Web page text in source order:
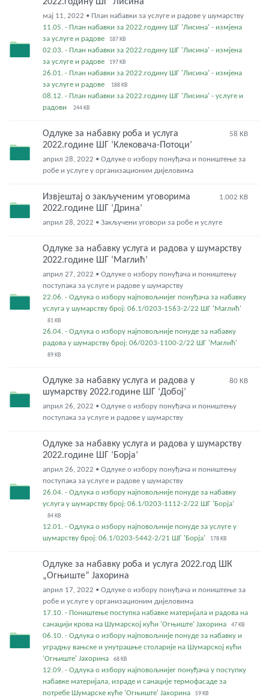
2022.годину ШГ ‘Лисина’
мај 11, 2022 • План набавки за услуге и радове у шумарству
11.05. - План набавки за 2022.годину ШГ 'Лисина' - измјена
за услуге и радове
187 KB
02.03. - План набавки за 2022.годину ШГ 'Лисина' - измјена
за услуге и радове
197 KB
26.01. - План набавки за 2022.годину ШГ 'Лисина' - измјена
за услуге и радове
188 KB
08.12. - План набавки за 2022.годину ШГ 'Лисина' - услуге и
радови
244 KB
Одлуке за набавку роба и услуга
2022.године ШГ ‘Клековача-Потоци’
58 KB
април 28, 2022 • Одлуке о избору понуђача и поништење за
робе и услуге у организационим дијеловима
Извјештај о закљученим уговорима
2022.године ШГ ‘Дрина’
1.002 KB
април 28, 2022 • Закључени уговори за робе и услуге
Одлуке за набавку услуга и радова у шумарству
2022.године ШГ ‘Маглић’
април 27, 2022 • Одлуке о избору понуђача и поништењу
поступака за услуге и радове у шумарству
22.06. - Одлука о избору најповољнијег понуђача за набавку
услуга у шумарству број: 06.1/0203-1563-2/22 ШГ 'Маглић'
81 KB
26.04. - Одлука о избору најповољније понуде за набавку
радова у шумарству број: 06/0203-1100-2/22 ШГ 'Маглић'
89 KB
Одлуке за набавку услуга и радова у
шумарству 2022.године ШГ ‘Добој’
80 KB
април 26, 2022 • Одлуке о избору понуђача и поништењу
поступака за услуге и радове у шумарству
Одлуке за набавку услуга и радова у шумарству
2022.године ШГ ‘Борја’
април 26, 2022 • Одлуке о избору понуђача и поништењу
поступака за услуге и радове у шумарству
26.04. - Одлука о избору најповољније понуде за набавку
услуга у шумарству број: 06.1/0203-1112-2/22 ШГ 'Борја'
84 KB
12.01. - Одлука о избору најповољније понуде за услуге у
шумарству број: 06.1/0203-5442-2/21 ШГ 'Борја'
178 KB
Одлуке за набавку роба и услуга 2022.год ШК
„Огњиште“ Јахорина
април 17, 2022 • Одлуке о избору понуђача и поништење за
робе и услуге у организационим дијеловима
17.10. - Поништење поступка набавке материјала и радова на
санацији крова на Шумарској кући 'Огњиште' Јахорина
47 KB
06.10. - Одлука о избору најповољније понуде за набавку и
уградњу вањске и унутрашње столарије на Шумарској кући
'Огњиште' Јахорина
68 KB
12.09. - Одлука о избору најповољнијег понуђача у поступку
набавке материјала, израде и санације термофасаде за
потребе Шумарске куће 'Огњиште' Јахорина
59 KB